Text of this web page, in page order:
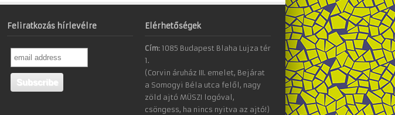
Feliratkozás hírlevélre Elérhetőségek
Cím: 1085 Budapest Blaha Lujza tér
1.
(Corvin áruház III. emelet, Bejárat
a Somogyi Béla utca felől, nagy
zöld ajtó MÜSZI logóval,
csöngess, ha nincs nyitva az ajtó!)